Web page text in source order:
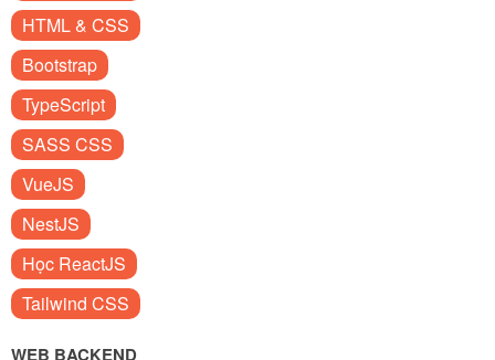
HTML & CSS
Bootstrap
TypeScript
SASS CSS
VueJS
NestJS
Học ReactJS
Tailwind CSS
WEB BACKEND